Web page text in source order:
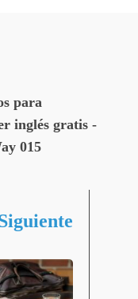
para
inglés gratis -
015